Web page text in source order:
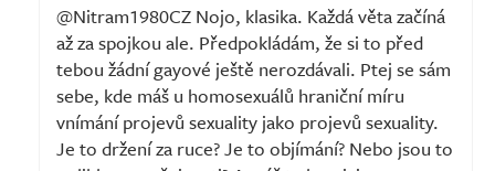
@Nitram1980CZ Nojo, klasika. Každá věta začíná
až za spojkou ale. Předpokládám, že si to před
tebou žádní gayové ještě nerozdávali. Ptej se sám
sebe, kde máš u homosexuálů hraniční míru
vnímání projevů sexuality jako projevů sexuality.
Je to držení za ruce? Je to objímání? Nebo jsou to